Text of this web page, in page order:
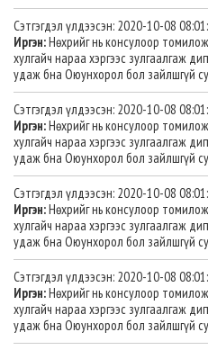
Сэтгэгдэл үлдээсэн: 2020-10-08
Иргэн:Нөхрийг нь консулоор
хулгайч нараа хэргээс зулгаалгаж
удаж бна Оюунхорол бол зайлшгүй
Сэтгэгдэл үлдээсэн: 2020-10-08
Иргэн:Нөхрийг нь консулоор
хулгайч нараа хэргээс зулгаалгаж
удаж бна Оюунхорол бол зайлшгүй
Сэтгэгдэл үлдээсэн: 2020-10-08
Иргэн:Нөхрийг нь консулоор
хулгайч нараа хэргээс зулгаалгаж
удаж бна Оюунхорол бол зайлшгүй
Сэтгэгдэл үлдээсэн: 2020-10-08
Иргэн:Нөхрийг нь консулоор
хулгайч нараа хэргээс зулгаалгаж
удаж бна Оюунхорол бол зайлшгүй